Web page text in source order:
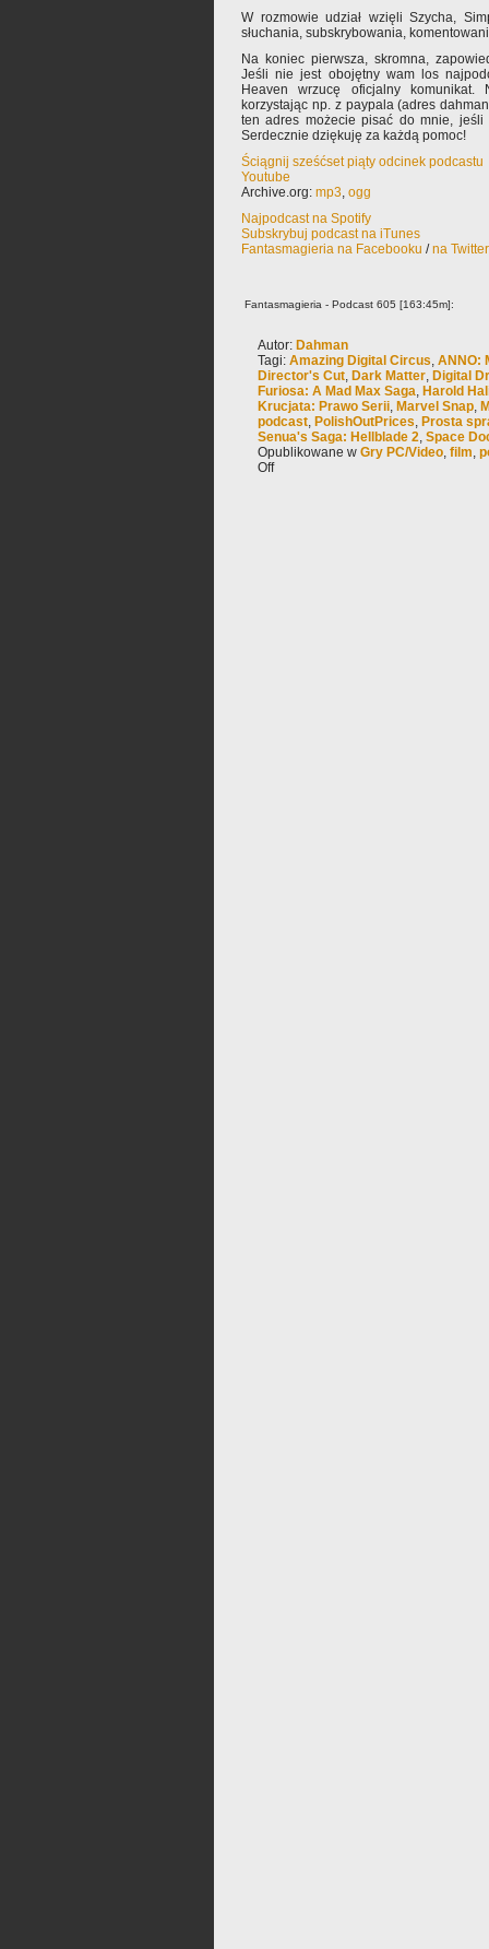
W rozmowie udział wzięli Szycha,
słuchania, subskrybowania,
Na koniec pierwsza, skromna,
Jeśli nie jest obojętny wam los
Heaven wrzucę oficjalny komunikat.
korzystając np. z paypala (adres
ten adres możecie pisać do mnie, jeśli
Serdecznie dziękuję za każdą pomoc!
Ściągnij sześćset piąty odcinek podcastu
Youtube
Archive.org: mp3, ogg
Najpodcast na Spotify
Subskrybuj podcast na iTunes
Fantasmagieria na Facebooku /na
Fantasmagieria - Podcast 605 [163:45m]:
Autor: Dahman
Tagi: Amazing Digital Circus, ANNO:
Director's Cut, Dark Matter, Digital
Furiosa: A Mad Max Saga, Harold
Krucjata: Prawo Serii, Marvel Snap,
podcast, PolishOutPrices, Prosta
Senua's Saga: Hellblade 2, Space
Opublikowane w Gry PC/Video, film,
Off